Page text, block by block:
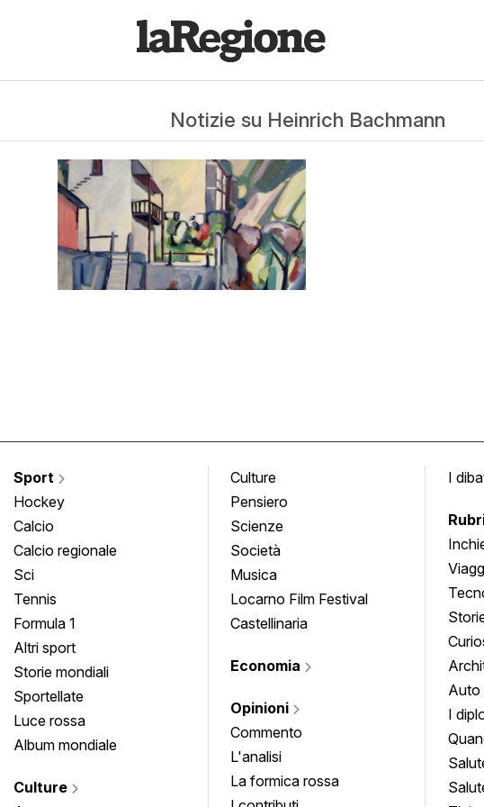
Notizie su Heinrich Bachmann
Sport
Hockey
Calcio
Calcio regionale
Sci
Tennis
Formula 1
Altri sport
Storie mondiali
Sportellate
Luce rossa
Album mondiale
Culture
Culture
Pensiero
Scienze
Società
Musica
Locarno Film Festival
Castellinaria
Economia
Opinioni
Commento
L'analisi
La formica rossa
I
Auto
I